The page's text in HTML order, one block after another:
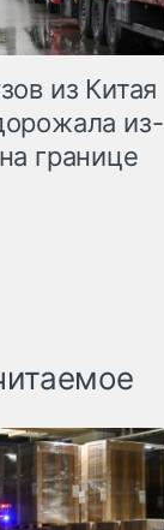
из Китая
из-
границе